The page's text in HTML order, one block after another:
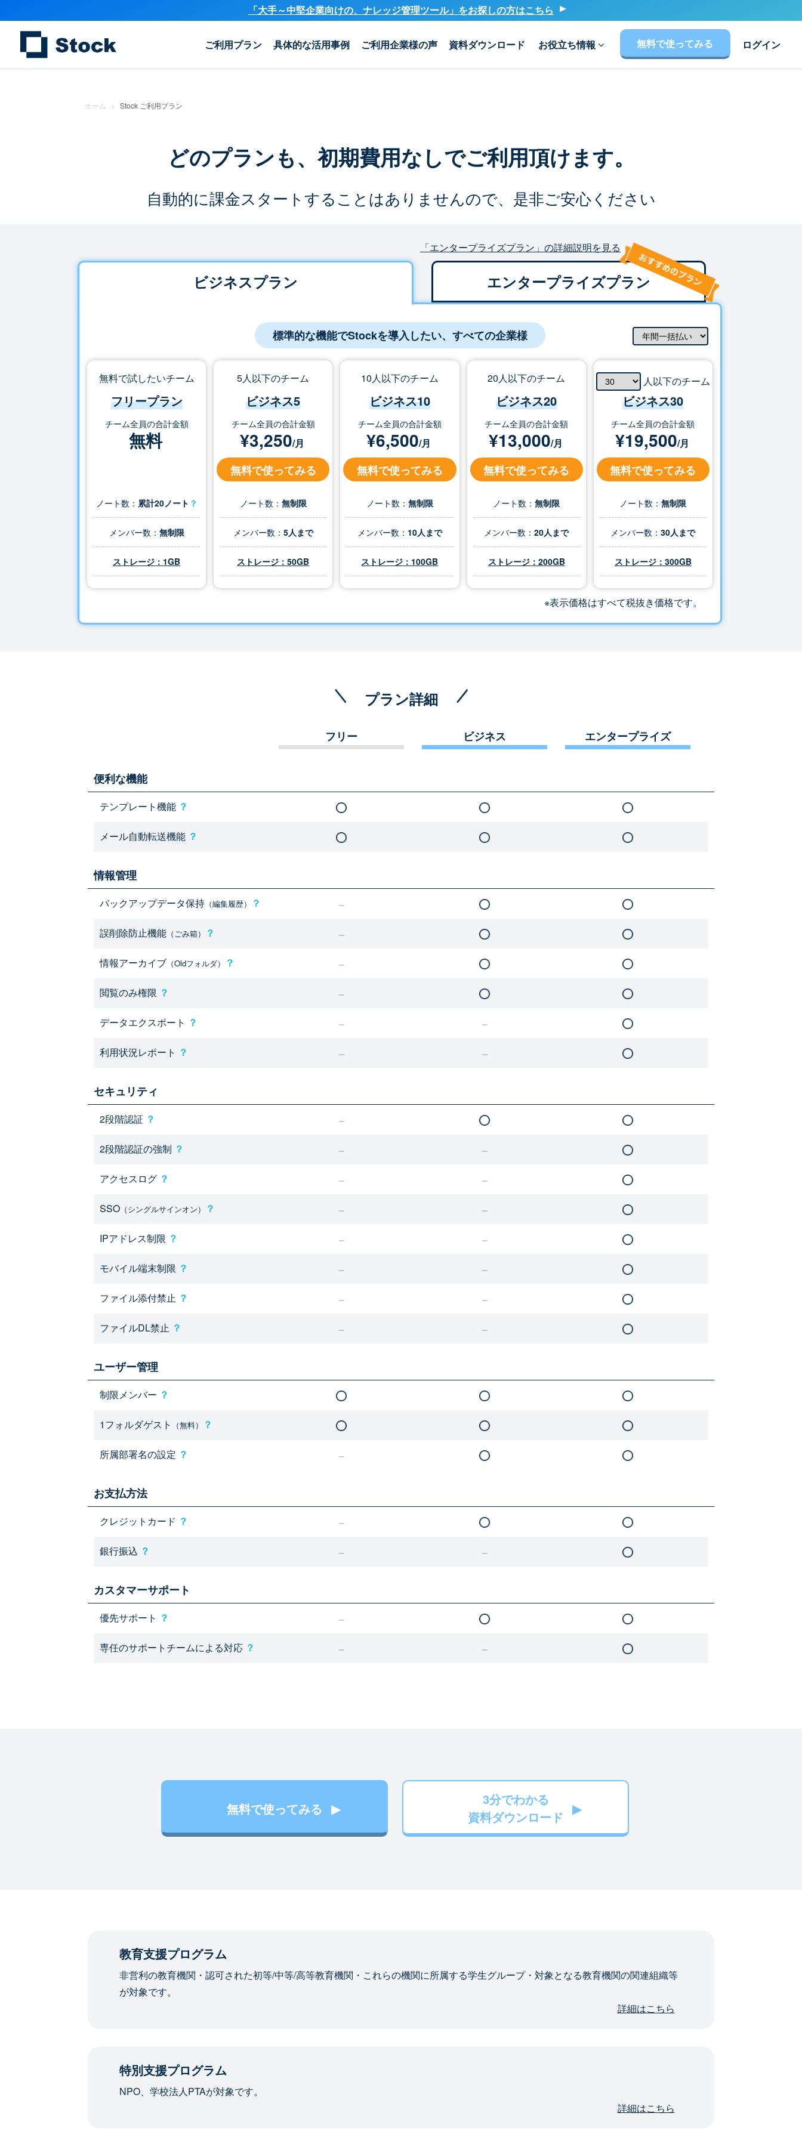
「大手～中堅企業向けの、ナレッジ管理ツール」をお探しの方はこちら
ご利用プラン 具体的な活用事例 ご利用企業様の声 資料ダウンロード お役立ち情報 無料で使ってみる ログイン
ホーム > Stock ご利用プラン
どのプランも、初期費用なしでご利用頂けます。
自動的に課金スタートすることはありませんので、是非ご安心ください
「エンタープライズプラン」の詳細説明を見る
ビジネスプラン エンタープライズプラン
標準的な機能でStockを導入したい、すべての企業様
無料で試したいチーム
フリープラン
チーム全員の合計金額
無料
ノート数： 累計20ノート ？
メンバー数： 無制限
ストレージ：1GB
5人以下のチーム
ビジネス5
チーム全員の合計金額
¥3,250/月
無料で使ってみる
ノート数： 無制限
メンバー数： 5人まで
ストレージ：50GB
10人以下のチーム
ビジネス10
チーム全員の合計金額
¥6,500/月
無料で使ってみる
ノート数： 無制限
メンバー数： 10人まで
ストレージ：100GB
20人以下のチーム
ビジネス20
チーム全員の合計金額
¥13,000/月
無料で使ってみる
ノート数：無制限
メンバー数：20人まで
ストレージ：200GB
人以下のチーム
ビジネス30
チーム全員の合計金額
¥19,500/月
無料で使ってみる
ノート数：無制限
メンバー数：30人まで
ストレージ： 300GB
※表示価格はすべて税抜き価格です。
プラン詳細
フリー ビジネス エンタープライズ
便利な機能
テンプレート機能 ？
メール自動転送機能 ？
情報管理
バックアップデータ保持 （編集履歴） ？
誤削除防止機能 （ごみ箱） ？
情報アーカイブ （Oldフォルダ） ？
閲覧のみ権限 ？
データエクスポート ？
利用状況レポート ？
セキュリティ
2段階認証 ？
2段階認証の強制 ？
アクセスログ ？
SSO （シングルサインオン） ？
IPアドレス制限 ？
モバイル端末制限 ？
ファイル添付禁止 ？
ファイルDL禁止 ？
ユーザー管理
制限メンバー ？
1フォルダゲスト （無料） ？
所属部署名の設定 ？
お支払方法
クレジットカード ？
銀行振込 ？
カスタマーサポート
優先サポート ？
専任のサポートチームによる対応 ？
無料で使ってみる
3分でわかる
資料ダウンロード
教育支援プログラム
非営利の教育機関・認可された初等/中等/高等教育機関・これらの機関に所属する学生グループ・対象となる教育機関の関連組織等
が対象です。
詳細はこちら
特別支援プログラム
NPO、学校法人PTAが対象です。
詳細はこちら